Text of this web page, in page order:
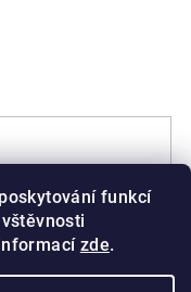
funkcí
zde.